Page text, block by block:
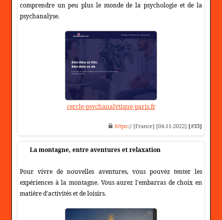
comprendre un peu plus le monde de la psychologie et de la
psychanalyse.
cercle-psychanalytique-paris.fr
https:// [France] [04-11-2022] [#33]
La montagne, entre aventures et relaxation
Pour vivre de nouvelles aventures, vous pouvez tenter les
expériences à la montagne. Vous aurez l'embarras de choix en
matière d'activités et de loisirs.